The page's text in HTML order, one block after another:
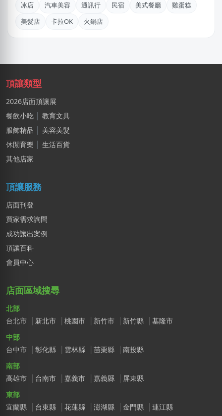
林X芷
新北市｜預算 10萬~30萬元
黃X德
新北市｜預算 10萬~30萬元
阿X
新北市｜預算 50萬~100萬元
莊X岑
高雄市｜預算 30萬~50萬元
台北市｜預算 10萬~30萬元
冰店
汽車美容 通訊行 民宿 美式餐廳
雞蛋糕
美髮店
卡拉OK 火鍋店
頂讓類型
2026店面頂讓展
餐飲小吃
教育文具
服飾精品
美容美髮
休閒育樂
生活百貨
其他店家
頂讓服務
店面刊登
買家需求詢問
成功讓出案例
頂讓百科
會員中心
店面區域搜尋
北部
台北市
新北市 桃園市 新竹市 新竹縣
基隆市
中部
台中市
彰化縣 雲林縣 苗栗縣
南投縣
南部
高雄市
台南市 嘉義市 嘉義縣
屏東縣
東部
宜蘭縣
台東縣 花蓮縣 澎湖縣 金門縣 連江縣